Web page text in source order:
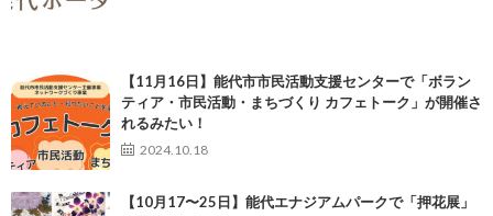
【11月16日】能代市市民活動支援センターで「ボラン
ティア・市民活動・まちづくり カフェトーク」が開催さ
れるみたい！
2024.10.18
【10月17〜25日】能代エナジアムパークで「押花展」